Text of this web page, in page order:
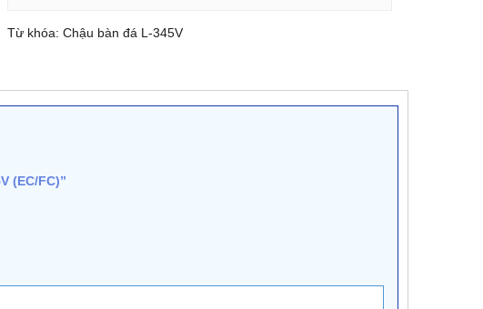
Từ khóa:Chậu bàn đá L-345V
(EC/FC)”